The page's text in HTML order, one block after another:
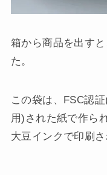
箱から商品を出す
た。
この袋は、FSC認
用)された紙で作ら
大豆インクで印刷さ